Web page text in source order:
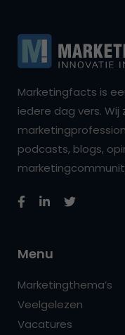
Marketingfacts is
iedere dag vers.
podcasts, blogs,
Menu
Marketingthema’s
Veelgelezen
Vacatures